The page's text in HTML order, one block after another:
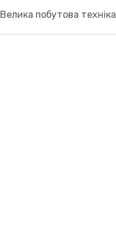
Велика побутова техніка